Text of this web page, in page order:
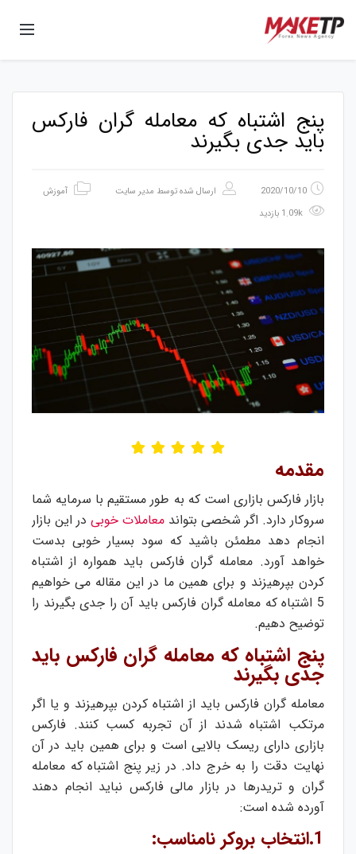
پنج اشتباه که معامله گران فارکس
باید جدی بگیرند
2020/10/10 ارسال شده توسط مدیر سایت
آموزش
مقدمه
بازار فارکس بازاری است که به طور مستقیم با سرمایه شما
سروکار دارد. اگر شخصی بتواند معاملات خوبی در این بازار
انجام دهد مطمئن باشید که سود بسیار خوبی بدست
خواهد آورد. معامله گران فارکس باید همواره از اشتباه
کردن بپرهیزند و برای همین ما در این مقاله می خواهیم
5 اشتباه که معامله گران فارکس باید آن را جدی بگیرند را
توضیح دهیم.
پنج اشتباه که معامله گران فارکس باید
جدی بگیرند
معامله گران فارکس باید از اشتباه کردن بپرهیزند و یا اگر
مرتکب اشتباه شدند از آن تجربه کسب کنند. فارکس
بازاری دارای ریسک بالایی است و برای همین باید در آن
نهایت دقت را به خرج داد. در زیر پنج اشتباه که معامله
گران و تریدرها در بازار مالی فارکس نباید انجام دهند
آورده شده است:
1.انتخاب بروکر نامناسب: